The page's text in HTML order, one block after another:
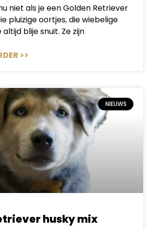
niet als je een Golden Retriever
pluizige oortjes, die wiebelige
blije snuit. Ze zijn
>>
NIEUWS
husky mix